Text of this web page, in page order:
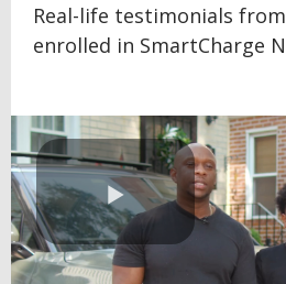
Real-life testimonials
enrolled in SmartCharge
Play
Video